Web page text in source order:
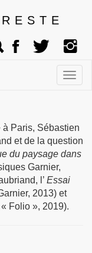
à Paris, Sébastien
et de la question
du paysage dans
Garnier,
l’ Essai
2013) et
Folio », 2019).